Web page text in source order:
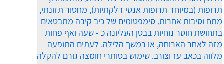
תרופות (במיוחד תרופות אנטי דלקתיות), מחסור תזונתי,
מתח וסיבות אחרות. סימפטומים של כיב קיבה מתבטאים
בתחושת חוסר נוחיות בבטן העליונה כ - שעה ואף פחות
מזה לאחר הארוחה, או במשך הלילה. לעתים התופעה
מלווה בכאב עז וצורב. שימוש בסותרי חומצה גורם להקלה